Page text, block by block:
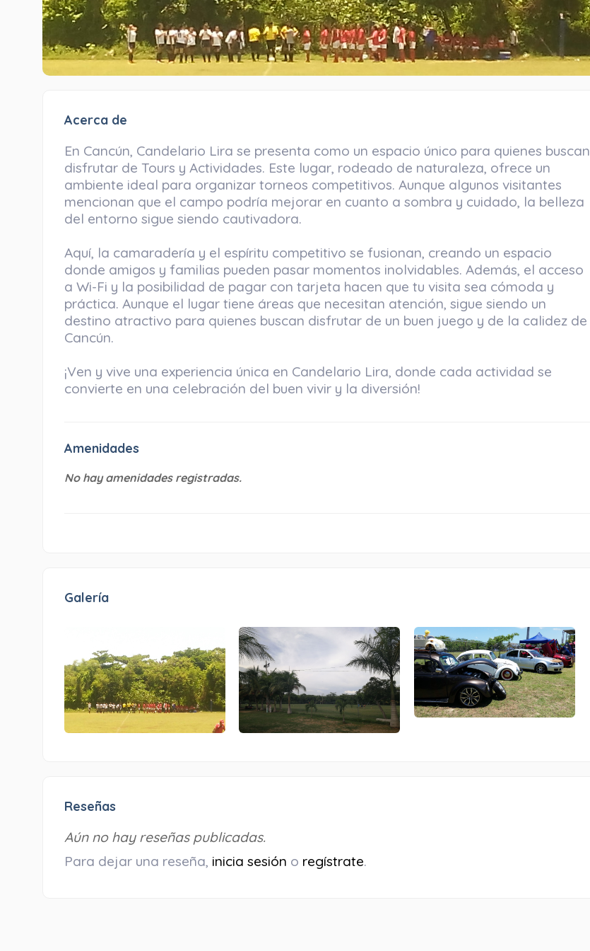
Acerca de
En Cancún, Candelario Lira se presenta como un espacio único para quienes buscan
disfrutar de Tours y Actividades. Este lugar, rodeado de naturaleza, ofrece un
ambiente ideal para organizar torneos competitivos. Aunque algunos visitantes
mencionan que el campo podría mejorar en cuanto a sombra y cuidado, la belleza
del entorno sigue siendo cautivadora.
Aquí, la camaradería y el espíritu competitivo se fusionan, creando un espacio
donde amigos y familias pueden pasar momentos inolvidables. Además, el acceso
a Wi-Fi y la posibilidad de pagar con tarjeta hacen que tu visita sea cómoda y
práctica. Aunque el lugar tiene áreas que necesitan atención, sigue siendo un
destino atractivo para quienes buscan disfrutar de un buen juego y de la calidez de
Cancún.
¡Ven y vive una experiencia única en Candelario Lira, donde cada actividad se
convierte en una celebración del buen vivir y la diversión!
Amenidades
No hay amenidades registradas.
Galería
Reseñas
Aún no hay reseñas publicadas.
Para dejar una reseña, inicia sesión o regístrate.